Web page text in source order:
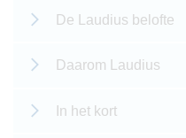
De Laudius belofte
Daarom Laudius
In het kort